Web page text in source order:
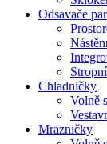
Odsavače par
Chladničky
Volně
Mrazničky